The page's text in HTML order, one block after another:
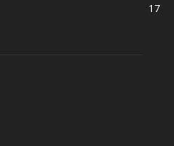
17